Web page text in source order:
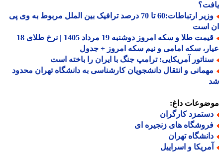
وزیر ارتباطات:60 تا 70 درصد ترافیک بین الملل مربوط به وی پی
است
قیمت طلا و سکه امروز دوشنبه 19 مرداد 1405 | نرخ طلای 18
سکه امامی و نیم سکه امروز + جدول
آمریکایی: ترامپ جنگ با ایران را باخته است
و انتقال دانشجویان کارشناسی به دانشگاه تهران محدود
داغ:
کارگران
های زنجیره ای
تهران
و اسراییل